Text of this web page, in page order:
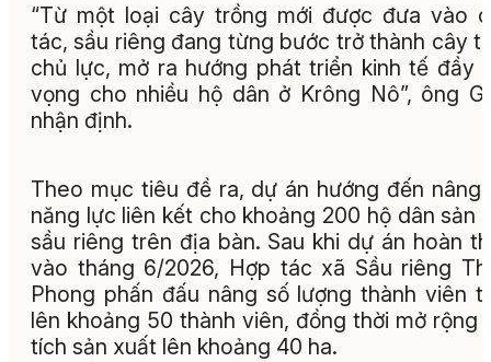
“Từ một loại cây trồng mới được đưa vào
tác, sầu riêng đang từng bước trở thành cây
chủ lực, mở ra hướng phát triển kinh tế đầy
vọng cho nhiều hộ dân ở Krông Nô”, ông
nhận định.
Theo mục tiêu đề ra, dự án hướng đến nâng
năng lực liên kết cho khoảng 200 hộ dân sản
sầu riêng trên địa bàn. Sau khi dự án hoàn
vào tháng 6/2026, Hợp tác xã Sầu riêng
Phong phấn đấu nâng số lượng thành viên
lên khoảng 50 thành viên, đồng thời mở rộng
tích sản xuất lên khoảng 40 ha.